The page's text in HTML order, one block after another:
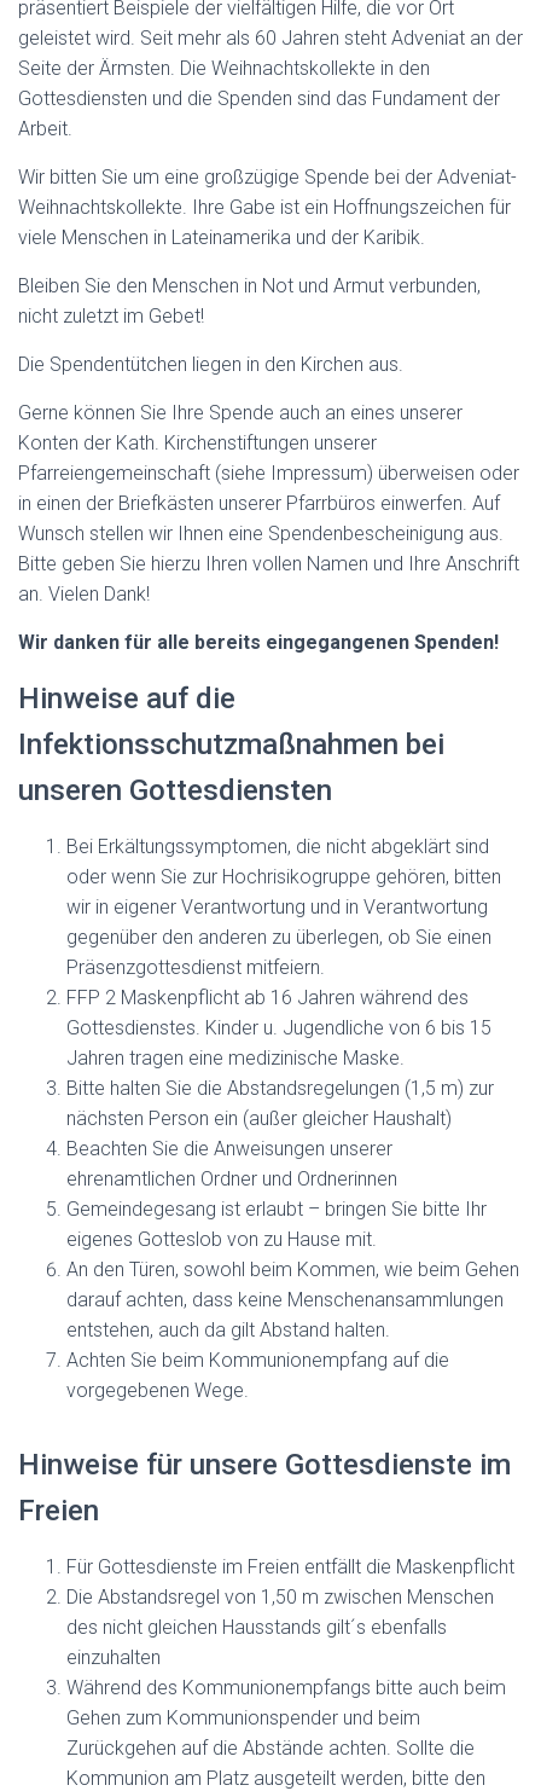
präsentiert Beispiele der vielfältigen Hilfe, die vor Ort
geleistet wird. Seit mehr als 60 Jahren steht Adveniat an der
Seite der Ärmsten. Die Weihnachtskollekte in den
Gottesdiensten und die Spenden sind das Fundament der
Arbeit.
Wir bitten Sie um eine großzügige Spende bei der Adveniat-
Weihnachtskollekte. Ihre Gabe ist ein Hoffnungszeichen für
viele Menschen in Lateinamerika und der Karibik.
Bleiben Sie den Menschen in Not und Armut verbunden,
nicht zuletzt im Gebet!
Die Spendentütchen liegen in den Kirchen aus.
Gerne können Sie Ihre Spende auch an eines unserer
Konten der Kath. Kirchenstiftungen unserer
Pfarreiengemeinschaft (siehe Impressum) überweisen oder
in einen der Briefkästen unserer Pfarrbüros einwerfen. Auf
Wunsch stellen wir Ihnen eine Spendenbescheinigung aus.
Bitte geben Sie hierzu Ihren vollen Namen und Ihre Anschrift
an. Vielen Dank!
Wir danken für alle bereits eingegangenen Spenden!
Hinweise auf die
Infektionsschutzmaßnahmen bei
unseren Gottesdiensten
Bei Erkältungssymptomen, die nicht abgeklärt sind
oder wenn Sie zur Hochrisikogruppe gehören, bitten
wir in eigener Verantwortung und in Verantwortung
gegenüber den anderen zu überlegen, ob Sie einen
Präsenzgottesdienst mitfeiern.
FFP 2 Maskenpflicht ab 16 Jahren während des
Gottesdienstes. Kinder u. Jugendliche von 6 bis 15
Jahren tragen eine medizinische Maske.
Bitte halten Sie die Abstandsregelungen (1,5 m) zur
nächsten Person ein (außer gleicher Haushalt)
Beachten Sie die Anweisungen unserer
ehrenamtlichen Ordner und Ordnerinnen
Gemeindegesang ist erlaubt – bringen Sie bitte Ihr
eigenes Gotteslob von zu Hause mit.
An den Türen, sowohl beim Kommen, wie beim Gehen
darauf achten, dass keine Menschenansammlungen
entstehen, auch da gilt Abstand halten.
Achten Sie beim Kommunionempfang auf die
vorgegebenen Wege.
Hinweise für unsere Gottesdienste im
Freien
Für Gottesdienste im Freien entfällt die Maskenpflicht
Die Abstandsregel von 1,50 m zwischen Menschen
des nicht gleichen Hausstands gilt´s ebenfalls
einzuhalten
Während des Kommunionempfangs bitte auch beim
Gehen zum Kommunionspender und beim
Zurückgehen auf die Abstände achten. Sollte die
Kommunion am Platz ausgeteilt werden, bitte den